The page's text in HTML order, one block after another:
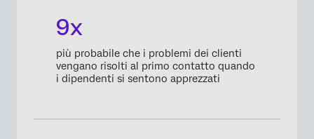
9x
più probabile che i problemi dei clienti
vengano risolti al primo contatto quando
i dipendenti si sentono apprezzati